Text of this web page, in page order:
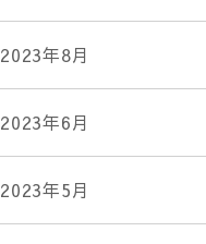
2023年8月
2023年6月
2023年5月